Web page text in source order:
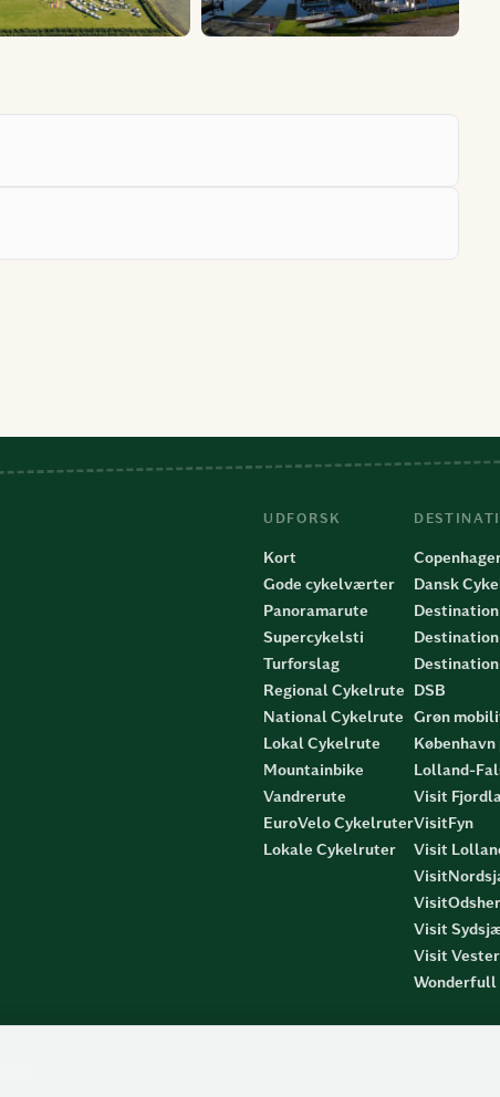
UDFORSK
Kort
Gode cykelværter
Panoramarute
Supercykelsti
Turforslag
Regional Cykelrute
National Cykelrute
Lokal Cykelrute
Mountainbike
Vandrerute
EuroVelo Cykelruter
Lokale Cykelruter
Dansk
DSB
Grøn
København
Lolland-
Visit
VisitFyn
Visit
Visit
Visit
Wonderfull